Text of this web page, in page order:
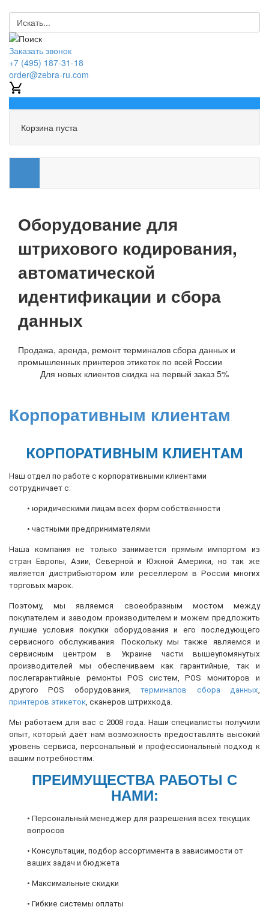
Заказать звонок
+7 (495) 187-31-18
order@zebra-ru.com
Корзина пуста
Оборудование для
штрихового кодирования,
автоматической
идентификации и сбора
данных
Продажа, аренда, ремонт терминалов сбора данных и
промышленных принтеров этикеток по всей России
Для новых клиентов скидка на первый заказ 5%
Корпоративным клиентам
КОРПОРАТИВНЫМ КЛИЕНТАМ
Наш отдел по работе с корпоративными клиентами
сотрудничает с:
• юридическими лицам всех форм собственности
• частными предпринимателями
Наша компания не только занимается прямым импортом из
стран Европы, Азии, Северной и Южной Америки, но так же
является дистрибьютором или реселлером в России многих
торговых марок.
Поэтому, мы являемся своеобразным мостом между
покупателем и заводом производителем и можем предложить
лучшие условия покупки оборудования и его последующего
сервисного обслуживания. Поскольку мы также являемся и
сервисным центром в Украине части вышеупомянутых
производителей мы обеспечиваем как гарантийные, так и
послегарантийные ремонты POS систем, POS мониторов и
другого POS оборудования,терминалов сбора данных,
принтеров этикеток, сканеров штрихкода.
Мы работаем для вас с 2008 года. Наши специалисты получили
опыт, который даёт нам возможность предоставлять высокий
уровень сервиса, персональный и профессиональный подход к
вашим потребностям.
ПРЕИМУЩЕСТВА РАБОТЫ С
НАМИ:
• Персональный менеджер для разрешения всех текущих
вопросов
• Консультации, подбор ассортимента в зависимости от
ваших задач и бюджета
• Максимальные скидки
• Гибкие системы оплаты